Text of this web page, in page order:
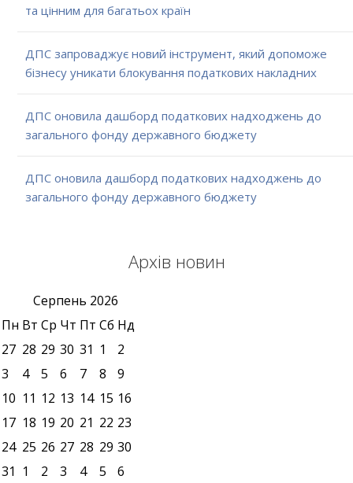
та цінним для багатьох країн
ДПС запроваджує новий інструмент, який допоможе
бізнесу уникати блокування податкових накладних
ДПС оновила дашборд податкових надходжень до
загального фонду державного бюджету
ДПС оновила дашборд податкових надходжень до
загального фонду державного бюджету
Архів новин
Серпень 2026
Пн Вт Ср Чт Пт Сб Нд
27 28 29 30 31 1
2
3
4 5 6 7 8
9
10 11 12 13 14 15 16
17 18 19 20 21 22 23
24 25 26 27 28 29 30
31 1 2 3 4 5 6